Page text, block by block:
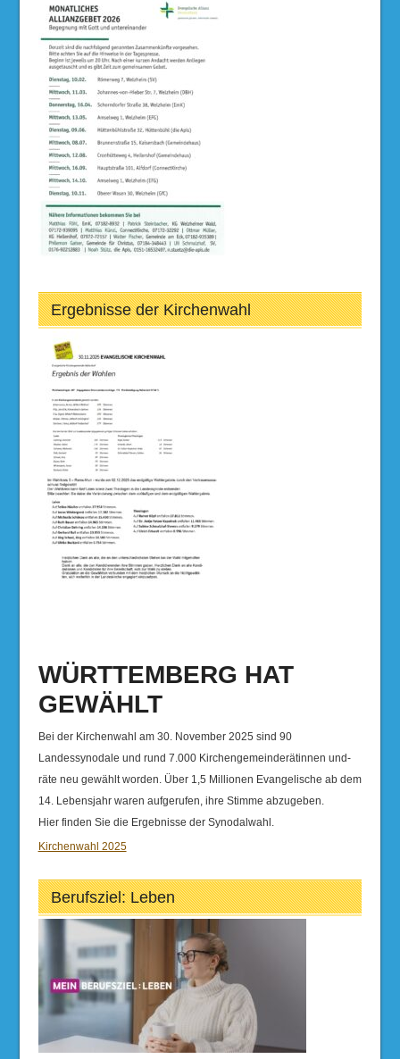
Ergebnisse der Kirchenwahl
WÜRTTEMBERG HAT
GEWÄHLT
Bei der Kirchenwahl am 30. November 2025 sind 90
Landessynodale und rund 7.000 Kirchengemeinderätinnen und-
räte neu gewählt worden. Über 1,5 Millionen Evangelische ab dem
14. Lebensjahr waren aufgerufen, ihre Stimme abzugeben.
Hier finden Sie die Ergebnisse der Synodalwahl.
Kirchenwahl 2025
Berufsziel: Leben